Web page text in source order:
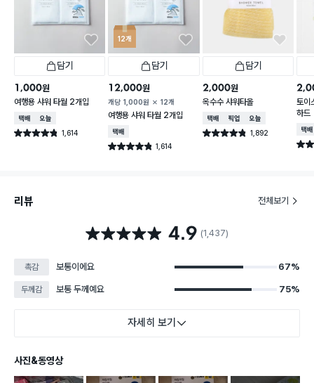
담기
1,000원
여행용 샤워 타월 2개입
택배배송오늘배송
별점 4.8점 1,614
건 작성
12개
담기
12,000원
개당 1,000원 12개
여행용 샤워 타월 2개입
택배배송
별점 4.8점 1,614
건 작성
담기
2,000원
옥수수 샤워타올
택배배송매장픽업오늘배송
별점 4.8점 1,892
건 작성
토이
하드
택배
별점
리뷰 전체보기
별점 4.9점 4.9 (1,437)
촉감 보통이에요 67%
두께감 보통 두께예요 75%
자세히 보기
사진&동영상